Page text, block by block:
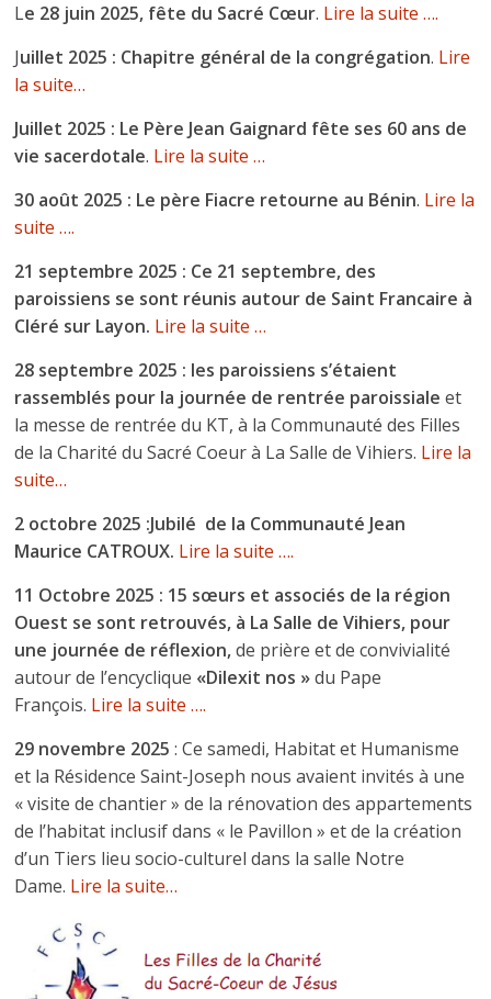
Le 28 juin 2025, fête du Sacré Cœur. Lire la suite ….
Juillet 2025 : Chapitre général de la congrégation. Lire
la suite…
Juillet 2025 : Le Père Jean Gaignard fête ses 60 ans de
vie sacerdotale. Lire la suite …
30 août 2025 : Le père Fiacre retourne au Bénin. Lire la
suite ….
21 septembre 2025 : Ce 21 septembre, des
paroissiens se sont réunis autour de Saint Francaire à
Cléré sur Layon. Lire la suite …
28 septembre 2025 : les paroissiens s’étaient
rassemblés pour la journée de rentrée paroissiale et
la messe de rentrée du KT, à la Communauté des Filles
de la Charité du Sacré Coeur à La Salle de Vihiers. Lire la
suite…
2 octobre 2025 :Jubilé de la Communauté Jean
Maurice CATROUX. Lire la suite ….
11 Octobre 2025 : 15 sœurs et associés de la région
Ouest se sont retrouvés, à La Salle de Vihiers, pour
une journée de réflexion,de prière et de convivialité
autour de l’encyclique «Dilexit nos »du Pape
François. Lire la suite ….
29 novembre 2025: Ce samedi, Habitat et Humanisme
et la Résidence Saint-Joseph nous avaient invités à une
« visite de chantier » de la rénovation des appartements
de l’habitat inclusif dans « le Pavillon » et de la création
d’un Tiers lieu socio-culturel dans la salle Notre
Dame. Lire la suite…